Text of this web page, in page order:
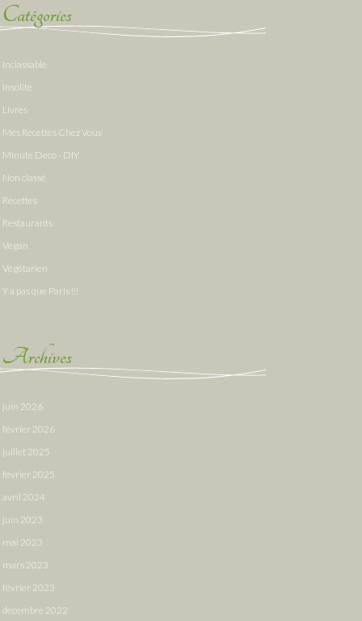
Catégories
Inclassable
Insolite
Livres
Mes Recettes Chez Vous
Minute Deco - DIY
Non classé
Recettes
Restaurants
Vegan
Végétarien
Y a pas que Paris !!!
Archives
juin 2026
février 2026
juillet 2025
février 2025
avril 2024
juin 2023
mai 2023
mars 2023
février 2023
décembre 2022